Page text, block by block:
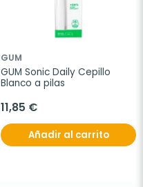
GUM
GUM Sonic Daily Cepillo
Blanco a pilas
11,85 €
Añadir al carrito